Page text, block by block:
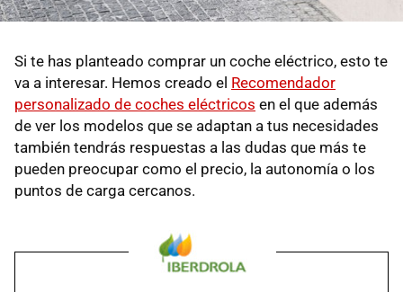
Si te has planteado comprar un coche eléctrico, esto te
va a interesar. Hemos creado el Recomendador
personalizado de coches eléctricos en el que además
de ver los modelos que se adaptan a tus necesidades
también tendrás respuestas a las dudas que más te
pueden preocupar como el precio, la autonomía o los
puntos de carga cercanos.